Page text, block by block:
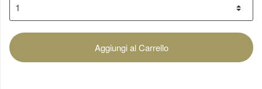
Aggiungi al Carrello